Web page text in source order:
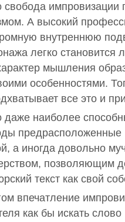
свобода импровизации
А высокий
внутреннюю
легко становится
мышления
особенностями.
все это и
даже наиболее
а иногда довольно
позволяющим
текст как свой
впечатление
как бы искать